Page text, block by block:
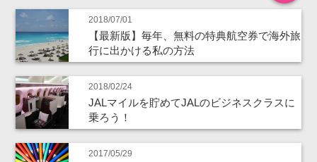
2018/07/01
【最新版】毎年、無料の特典航空券で海外旅
行に出かける私の方法
2018/02/24
JALマイルを貯めてJALのビジネスクラスに
乗ろう！
2017/05/29